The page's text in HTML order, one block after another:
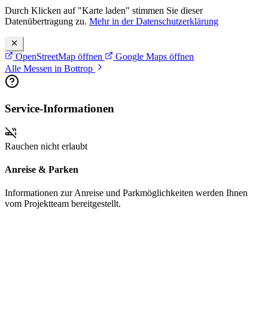
Durch Klicken auf "Karte laden" stimmen Sie dieser
Datenübertragung zu. Mehr in der Datenschutzerklärung
OpenStreetMap öffnen
Google Maps öffnen
Alle Messen in Bottrop
Service-Informationen
Rauchen nicht erlaubt
Anreise & Parken
Informationen zur Anreise und Parkmöglichkeiten werden Ihnen
vom Projektteam bereitgestellt.